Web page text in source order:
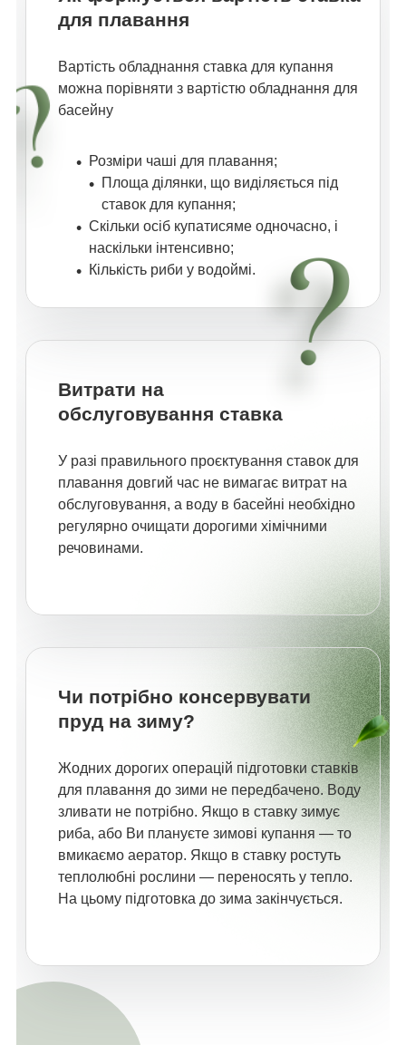
для плавання
Вартість обладнання ставка для купання
можна порівняти з вартістю обладнання для
басейну
Розміри чаші для плавання;
Площа ділянки, що виділяється під
ставок для купання;
Скільки осіб купатисяме одночасно, і
наскільки інтенсивно;
Кількість риби у водоймі.
Витрати на
обслуговування ставка
У разі правильного проєктування ставок для
плавання довгий час не вимагає витрат на
обслуговування, а воду в басейні необхідно
регулярно очищати дорогими хімічними
речовинами.
Чи потрібно консервувати
пруд на зиму?
Жодних дорогих операцій підготовки ставків
для плавання до зими не передбачено. Воду
зливати не потрібно. Якщо в ставку зимує
риба, або Ви плануєте зимові купання — то
вмикаємо аератор. Якщо в ставку ростуть
теплолюбні рослини — переносять у тепло.
На цьому підготовка до зима закінчується.